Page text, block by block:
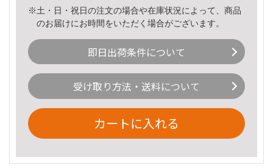
※土・日・祝日の注文の場合や在庫状況によって、商品
のお届けにお時間をいただく場合がございます。
即日出荷条件について
受け取り方法・送料について
カートに入れる